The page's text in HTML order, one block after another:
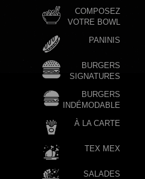
COMPOSEZ
VOTRE BOWL
PANINIS
BURGERS
SIGNATURES
BURGERS
INDÉMODABLE
À LA CARTE
TEX MEX
SALADES